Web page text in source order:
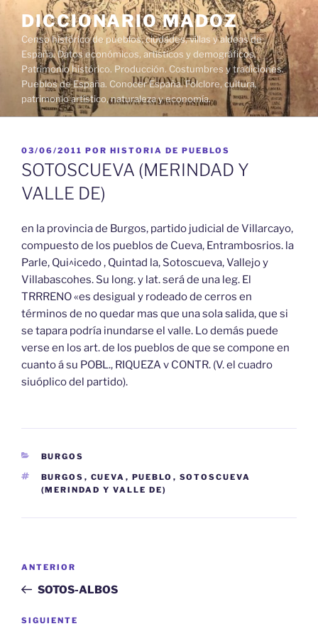
contenido
DICCIONARIO MADOZ
Censo histórico de pueblos, ciudades, villas y aldeas de
España. Datos económicos, artísticos y demográficos.
Patrimonio histórico. Producción. Costumbres y tradiciones.
Pueblos de España. Conocer España. Folclore, cultura,
patrimonio artístico, naturaleza y economía.
PUBLICADO
EL
03/06/2011 POR HISTORIA DE PUEBLOS
SOTOSCUEVA (MERINDAD Y
VALLE DE)
en la provincia de Burgos, partido judicial de Villarcayo,
compuesto de los pueblos de Cueva, Entrambosrios. la
Parle, Qui^icedo , Quintad la, Sotoscueva, Vallejo y
Villabascohes. Su long. y lat. será de una leg. El
TRRRENO «es desigual y rodeado de cerros en
términos de no quedar mas que una sola salida, que si
se tapara podría inundarse el valle. Lo demás puede
verse en los art. de los pueblos de que se compone en
cuanto á su POBL., RIQUEZA v CONTR. (V. el cuadro
siuóplico del partido).
CATEGORÍAS
BURGOS
ETIQUETAS
BURGOS , CUEVA , PUEBLO , SOTOSCUEVA
(MERINDAD Y VALLE DE)
entradas
Entrada
anterior:
ANTERIOR
SOTOS-ALBOS
Siguiente
SIGUIENTE